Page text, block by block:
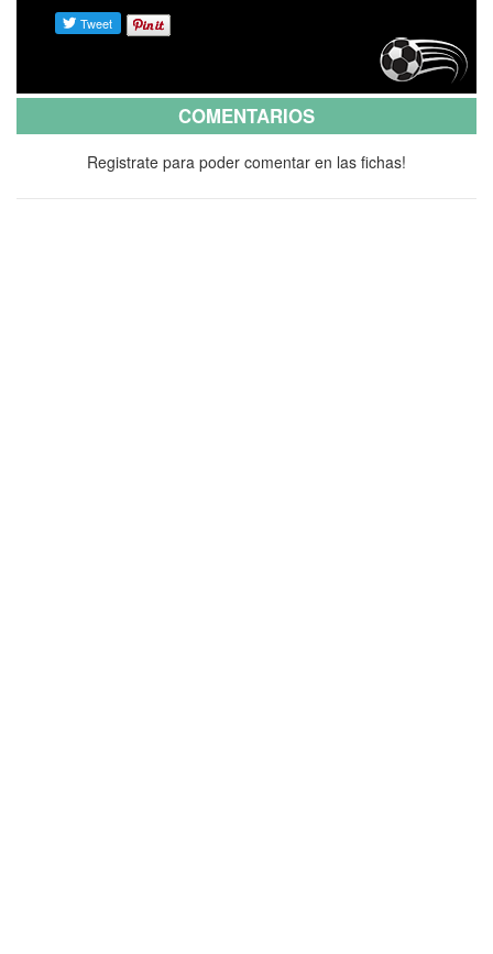
COMENTARIOS
Registrate para poder comentar en las fichas!